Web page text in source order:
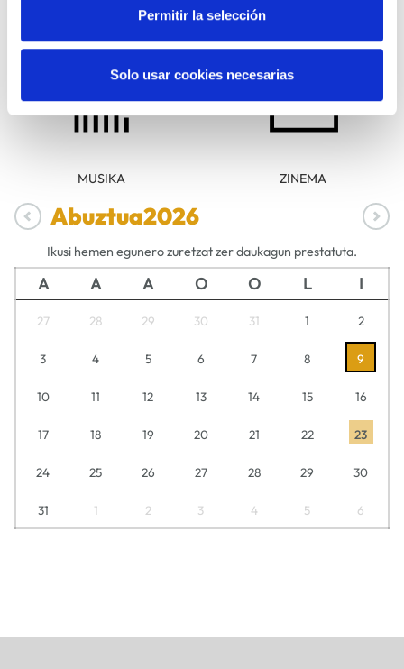
Permitir la selección
Solo usar cookies necesarias
MUSIKA ZINEMA
Abuztua2026
Ikusi hemen egunero zuretzat zer daukagun prestatuta.
A A A O O L I
27 28 29 30 31 1 2
3 4 5 6 7 8 9
10 11 12 13 14 15 16
17 18 19 20 21 22 23
24 25 26 27 28 29 30
31 1 2 3 4 5 6